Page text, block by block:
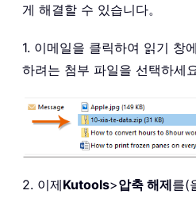
게 해결할 수 있습니다。
1. 이메일을 클릭하여 읽기 창
하려는 첨부 파일을 선택하세
2. 이제Kutools>압축 해제를(